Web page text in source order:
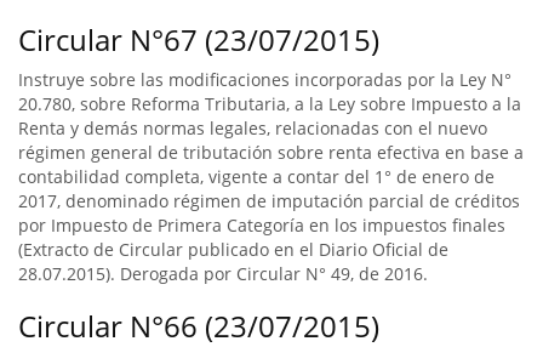
Circular N°67 (23/07/2015)
Instruye sobre las modificaciones incorporadas por la Ley N°
20.780, sobre Reforma Tributaria, a la Ley sobre Impuesto a la
Renta y demás normas legales, relacionadas con el nuevo
régimen general de tributación sobre renta efectiva en base a
contabilidad completa, vigente a contar del 1° de enero de
2017, denominado régimen de imputación parcial de créditos
por Impuesto de Primera Categoría en los impuestos finales
(Extracto de Circular publicado en el Diario Oficial de
28.07.2015). Derogada por Circular N° 49, de 2016.
Circular N°66 (23/07/2015)